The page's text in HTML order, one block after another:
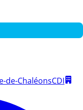
de-ChaléonsCDI